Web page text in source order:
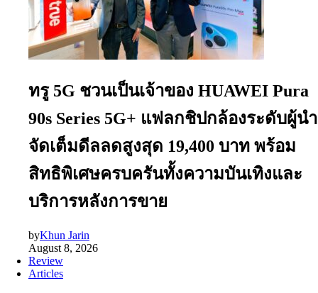
ทรู 5G ชวนเป็นเจ้าของ HUAWEI Pura
90s Series 5G+ แฟลกชิปกล้องระดับผู้นำ
จัดเต็มดีลลดสูงสุด 19,400 บาท พร้อม
สิทธิพิเศษครบครันทั้งความบันเทิงและ
บริการหลังการขาย
byKhun Jarin
August 8, 2026
Review
Articles